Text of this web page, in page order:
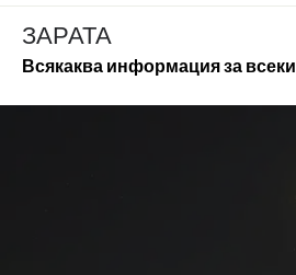
Skip
content
ЗАРАТА
Всякаква информация за всеки